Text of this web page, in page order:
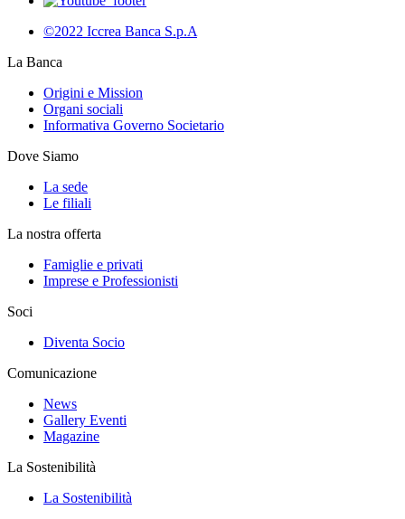
©2022 Iccrea Banca S.p.A
La Banca
Origini e Mission
Organi sociali
Informativa Governo Societario
Dove Siamo
La sede
Le filiali
La nostra offerta
Famiglie e privati
Imprese e Professionisti
Soci
Diventa Socio
Comunicazione
News
Gallery Eventi
Magazine
La Sostenibilità
La Sostenibilità